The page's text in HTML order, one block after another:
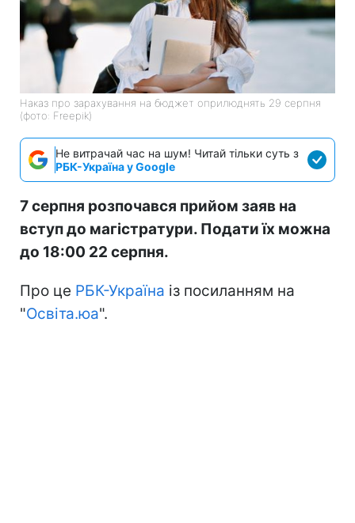
Наказ про зарахування на бюджет оприлюднять 29 серпня
(фото: Freepik)
Не витрачай час на шум! Читай тільки суть з
РБК-Україна у Google
7 серпня розпочався прийом заяв на
вступ до магістратури. Подати їх можна
до 18:00 22 серпня.
Про це РБК-Україна із посиланням на
"Освіта.юа".